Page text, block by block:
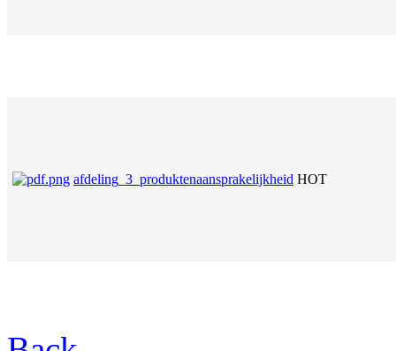
afdeling_3_produktenaansprakelijkheid HOT